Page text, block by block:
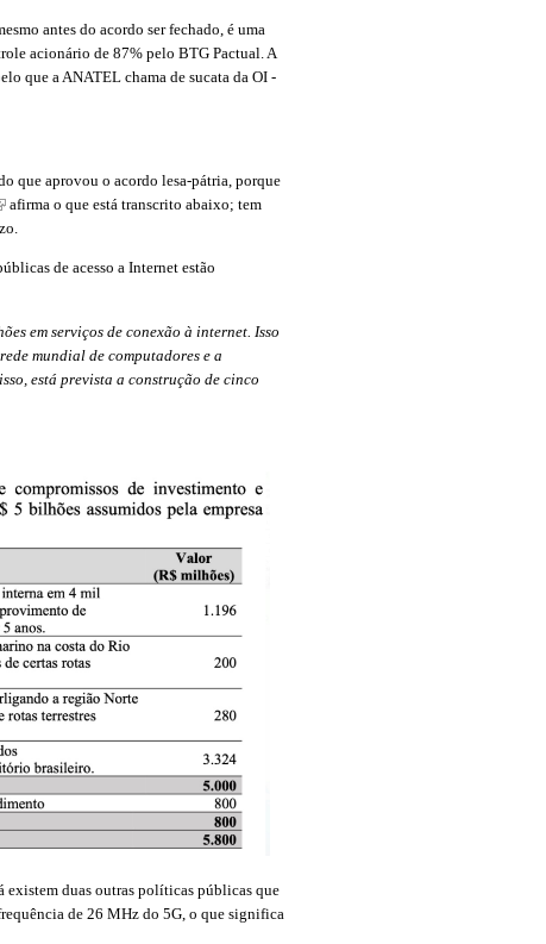
antes do acordo ser fechado, é uma
acionário de 87% pelo BTG Pactual. A
que a ANATEL chama de sucata da OI -
que aprovou o acordo lesa-pátria, porque
is external)
afirma o que está transcrito abaixo; tem
de acesso a Internet estão
em serviços de conexão à internet. Isso
mundial de computadores e a
está prevista a construção de cinco
existem duas outras políticas públicas que
de 26 MHz do 5G, o que significa